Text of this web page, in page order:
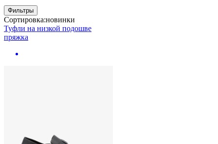
Фильтры
Сортировка:новинки
Туфли на низкой подошве
пряжка